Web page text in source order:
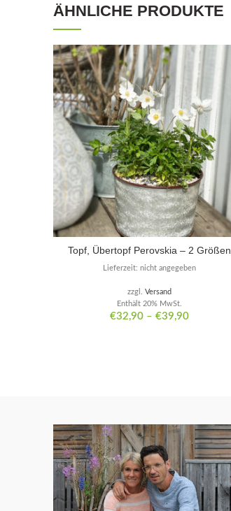
ÄHNLICHE PRODUKTE
Topf, Übertopf Perovskia – 2 Größen
€32,90 –€39,90
Enthält 20% MwSt.
zzgl.Versand
Lieferzeit: nicht angegeben